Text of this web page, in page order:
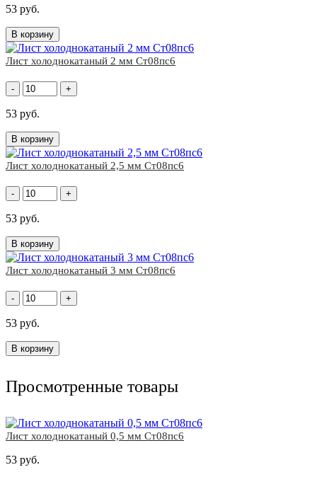
53 руб.
В корзину
Лист холоднокатаный 2 мм Ст08пс6
- +
53 руб.
В корзину
Лист холоднокатаный 2,5 мм Ст08пс6
- +
53 руб.
В корзину
Лист холоднокатаный 3 мм Ст08пс6
- +
53 руб.
В корзину
Просмотренные товары
Лист холоднокатаный 0,5 мм Ст08пс6
53 руб.